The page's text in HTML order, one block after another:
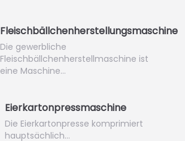
Fleischbällchenherstellungsmaschine
Die gewerbliche
Fleischbällchenherstellmaschine ist
eine Maschine…
Eierkartonpressmaschine
Die Eierkartonpresse komprimiert
hauptsächlich…